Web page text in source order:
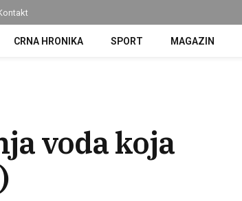
CRNA HRONIKA SPORT MAGAZIN
voda koja